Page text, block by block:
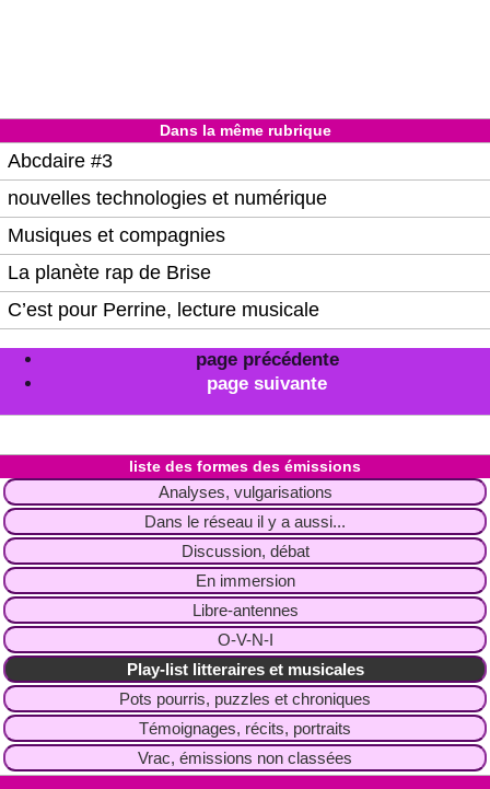
Dans la même rubrique
Abcdaire #3
nouvelles technologies et numérique
Musiques et compagnies
La planète rap de Brise
C’est pour Perrine, lecture musicale
page précédente
page suivante
liste des formes des émissions
Analyses, vulgarisations
Dans le réseau il y a aussi...
Discussion, débat
En immersion
Libre-antennes
O-V-N-I
Play-list litteraires et musicales
Pots pourris, puzzles et chroniques
Témoignages, récits, portraits
Vrac, émissions non classées